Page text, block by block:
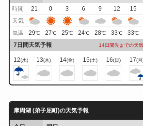
時間
21 0 3 6 9 12 15
天気
気温 29℃ 27℃ 25℃ 24℃ 28℃ 33℃ 33℃
7日間天気予報 14日間先までの天
12(水) 13(木) 14(金) 15(土) 16(日) 17(
摩周湖 (弟子屈町)の天気予報